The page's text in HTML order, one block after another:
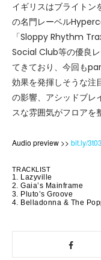
イギリスはブライトン
の名門レーベル
「Sloppy Rhythm
Social Club等の優良
てきており、今回も
効果を発揮しそうな注
の影響、アシッドブレ
スな雰囲気がフロア
Audio preview >> bit.ly/
TRACKLIST
1. Lazyville
2. Gaia’s Mainframe
3. Pluto’s Groove
4. Belladonna & The